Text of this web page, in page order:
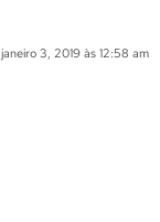
janeiro 3, 2019 às 12:58 am